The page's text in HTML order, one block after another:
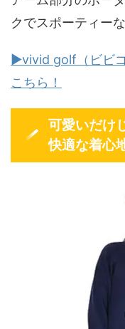
クでスポーティー
▶vivid golf（ビビ
こちら！
可愛いだけ
快適な着心